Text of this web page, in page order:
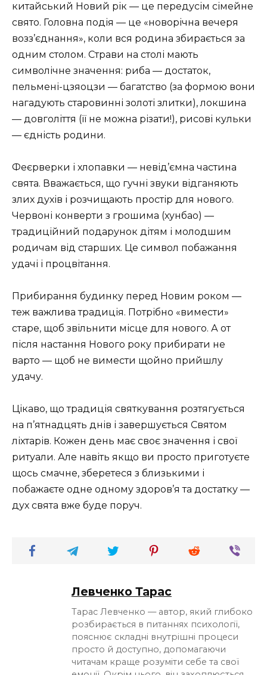
китайський Новий рік — це передусім сімейне
свято. Головна подія — це «новорічна вечеря
возз’єднання», коли вся родина збирається за
одним столом. Страви на столі мають
символічне значення: риба — достаток,
пельмені-цзяоцзи — багатство (за формою вони
нагадують старовинні золоті злитки), локшина
— довголіття (її не можна різати!), рисові кульки
— єдність родини.
Феєрверки і хлопавки — невід’ємна частина
свята. Вважається, що гучні звуки відганяють
злих духів і розчищають простір для нового.
Червоні конверти з грошима (хунбао) —
традиційний подарунок дітям і молодшим
родичам від старших. Це символ побажання
удачі і процвітання.
Прибирання будинку перед Новим роком —
теж важлива традиція. Потрібно «вимести»
старе, щоб звільнити місце для нового. А от
після настання Нового року прибирати не
варто — щоб не вимести щойно прийшлу
удачу.
Цікаво, що традиція святкування розтягується
на п’ятнадцять днів і завершується Святом
ліхтарів. Кожен день має своє значення і свої
ритуали. Але навіть якщо ви просто приготуєте
щось смачне, зберетеся з близькими і
побажаєте одне одному здоров’я та достатку —
дух свята вже буде поруч.
Левченко Тарас
Тарас Левченко — автор, який глибоко
розбирається в питаннях психології,
пояснює складні внутрішні процеси
просто й доступно, допомагаючи
читачам краще розуміти себе та свої